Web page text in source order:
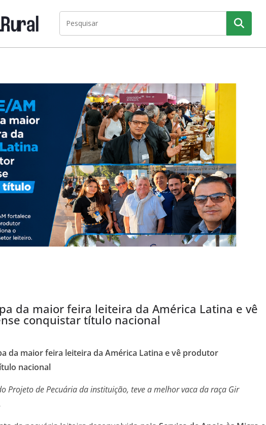
da maior feira leiteira da América Latina e vê
conquistar título nacional
da maior feira leiteira da América Latina e vê produtor
nacional
Projeto de Pecuária da instituição, teve a melhor vaca da raça Gir